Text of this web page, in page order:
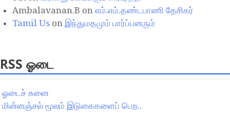
Ambalavanan.B on எம்.எம்.தண்டபாணி தேசிகர்
Tamil Us on இந்துமதமும் பார்ப்பனரும்
RSS ஓடை
ஓடைச் சுனை
மின்னஞ்சல் மூலம் இடுகைகளைப் பெற..